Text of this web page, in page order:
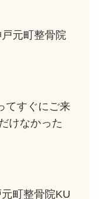
元町整骨院
てすぐにご来
けなかった
町整骨院KU